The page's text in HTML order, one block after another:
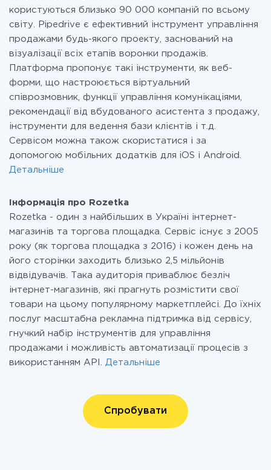
користуються близько 90 000 компаній по всьому
світу. Pipedrive є ефективний інструмент управління
продажами будь-якого проекту, заснований на
візуалізації всіх етапів воронки продажів.
Платформа пропонує такі інструменти, як веб-
форми, що настроюється віртуальний
співрозмовник, функції управління комунікаціями,
рекомендації від вбудованого асистента з продажу,
інструменти для ведення бази клієнтів і т.д.
Сервісом можна також скористатися і за
допомогою мобільних додатків для iOS і Android.
Детальніше
Інформація про Rozetka
Rozetka - один з найбільших в Україні інтернет-
магазинів та торгова площадка. Сервіс існує з 2005
року (як торгова площадка з 2016) і кожен день на
його сторінки заходить близько 2,5 мільйонів
відвідувачів. Така аудиторія приваблює безліч
інтернет-магазинів, які прагнуть розмістити свої
товари на цьому популярному маркетплейсі. До їхніх
послуг масштабна рекламна підтримка від сервісу,
гнучкий набір інструментів для управління
продажами і можливість автоматизації процесів з
використанням API. Детальніше
Спробувати